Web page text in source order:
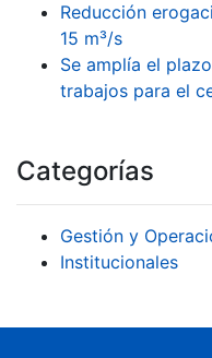
Reducción
15 m³/s
Se amplía el
trabajos para el
Categorías
Gestión y
Institucionales